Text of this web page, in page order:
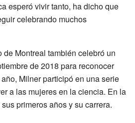
esperó vivir tanto, ha dicho que
celebrando muchos
Montreal también celebró un
de 2018 para reconocer
Milner participó en una serie
a las mujeres en la ciencia. En la
primeros años y su carrera.